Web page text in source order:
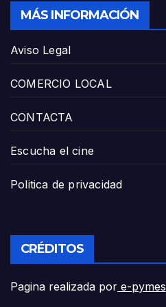
MÁS INFORMACIÓN
Aviso Legal
COMERCIO LOCAL
CONTACTA
Escucha el cine
Politica de privacidad
CRÉDITOS
Pagina realizada por e-pymes